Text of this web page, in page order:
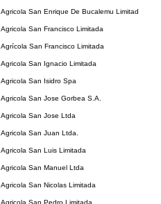
Agricola San Enrique De Bucalemu Limitad
Agricola San Francisco Limitada
Agrícola San Francisco Limitada
Agricola San Ignacio Limitada
Agricola San Isidro Spa
Agricola San Jose Gorbea S.A.
Agricola San Jose Ltda
Agricola San Juan Ltda.
Agricola San Luis Limitada
Agricola San Manuel Ltda
Agricola San Nicolas Limitada
Agricola San Pedro Limitada